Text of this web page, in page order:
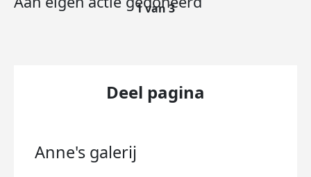
1 van 3
Deel pagina
Anne's galerij